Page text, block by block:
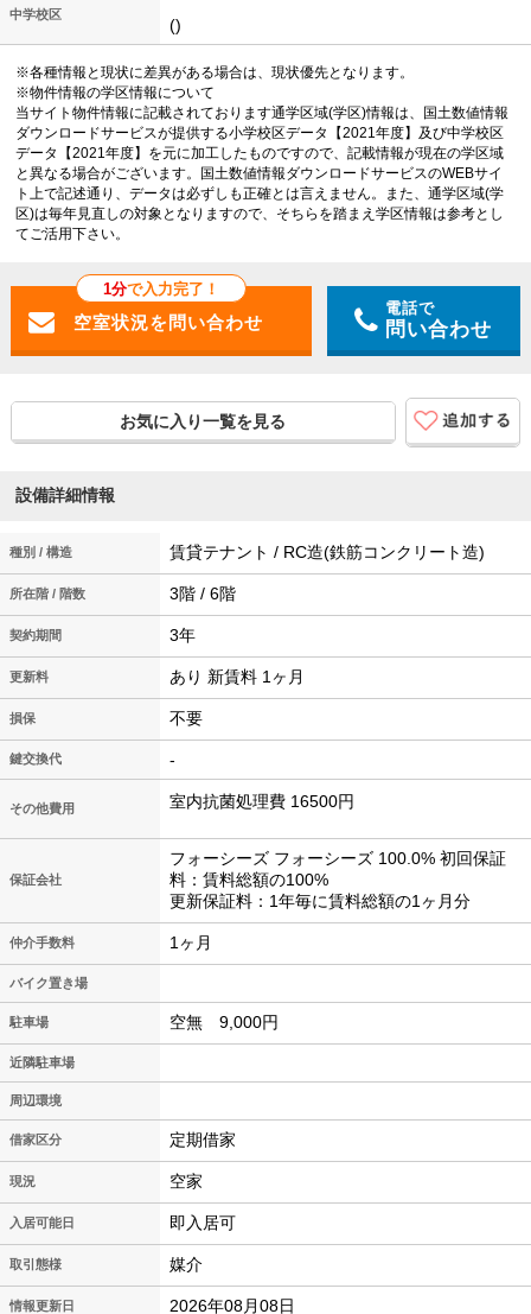
中学校区
()
※各種情報と現状に差異がある場合は、現状優先となります。
※物件情報の学区情報について
当サイト物件情報に記載されております通学区域(学区)情報は、国土数値情報
ダウンロードサービスが提供する小学校区データ【2021年度】及び中学校区
データ【2021年度】を元に加工したものですので、記載情報が現在の学区域
と異なる場合がございます。国土数値情報ダウンロードサービスのWEBサイ
ト上で記述通り、データは必ずしも正確とは言えません。また、通学区域(学
区)は毎年見直しの対象となりますので、そちらを踏まえ学区情報は参考とし
てご活用下さい。
1分で入力完了！
電話で
問い合わせ
お気に入り一覧を見る
設備詳細情報
種別 / 構造 賃貸テナント / RC造(鉄筋コンクリート造)
所在階 / 階数 3階 / 6階
契約期間 3年
更新料 あり 新賃料 1ヶ月
損保 不要
鍵交換代 -
その他費用 室内抗菌処理費 16500円
保証会社
フォーシーズ フォーシーズ 100.0% 初回保証
料：賃料総額の100%
更新保証料：1年毎に賃料総額の1ヶ月分
仲介手数料 1ヶ月
バイク置き場
駐車場 空無 9,000円
近隣駐車場
周辺環境
借家区分 定期借家
現況 空家
入居可能日 即入居可
取引態様 媒介
情報更新日 2026年08月08日